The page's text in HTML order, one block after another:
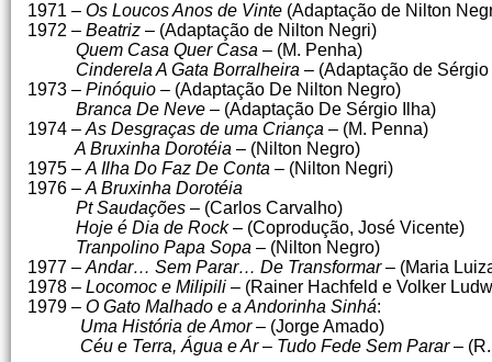
1971 – Os Loucos Anos de Vinte (Adaptação de Nilton
1972 – Beatriz – (Adaptação de Nilton Negri)
Quem Casa Quer Casa – (M. Penha)
Cinderela A Gata Borralheira – (Adapta­ção de Sérgio
1973 – Pinóquio – (Adaptação De Nilton Negro)
Branca De Neve – (Adaptação De Sérgio Ilha)
1974 –As Desgraças de uma Criança – (M. Penna)
A Bruxinha Dorotéia – (Nilton Negro)
1975 –A Ilha Do Faz De Conta – (Nilton Negri)
1976 –A Bruxinha Dorotéia
Pt Saudações – (Carlos Carvalho)
Hoje é Dia de Rock– (Coprodução, José Vicente)
Tranpolino Papa Sopa – (Nilton Negro)
1977 –Andar… Sem Parar… De Transformar­– (Maria
1978 – Locomoc e Milipili – (Rainer Hachfeld e Volker
1979 – O Gato Malhado e a Andorinha Sinhá:
Uma História de Amor– (Jorge Amado)
Céu e Terra, Água e Ar– Tudo Fede Sem Parar– (R.